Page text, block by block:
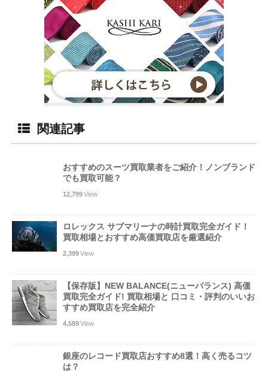
関連記事
おすすめのスーツ買取業者をご紹介！ノンブランド
でも買取可能？
12,799View
ロレックス サブマリーナの時計買取完全ガイド！
買取相場とおすすめ高価買取店を厳選紹介
2,399View
【保存版】NEW BALANCE(ニューバランス) 高価
買取完全ガイド! 買取相場と 口コミ・評判のいいお
すすめ買取店を完全紹介
4,589View
銀座のレコード買取店おすすめ8選！高く売るコツ
は？